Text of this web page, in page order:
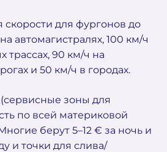
для фургонов до
автомагистралях, 100 км/ч
трассах, 90 км/ч на
и 50 км/ч в городах.
(сервисные зоны для
по всей материковой
берут 5–12 € за ночь и
и точки для слива/